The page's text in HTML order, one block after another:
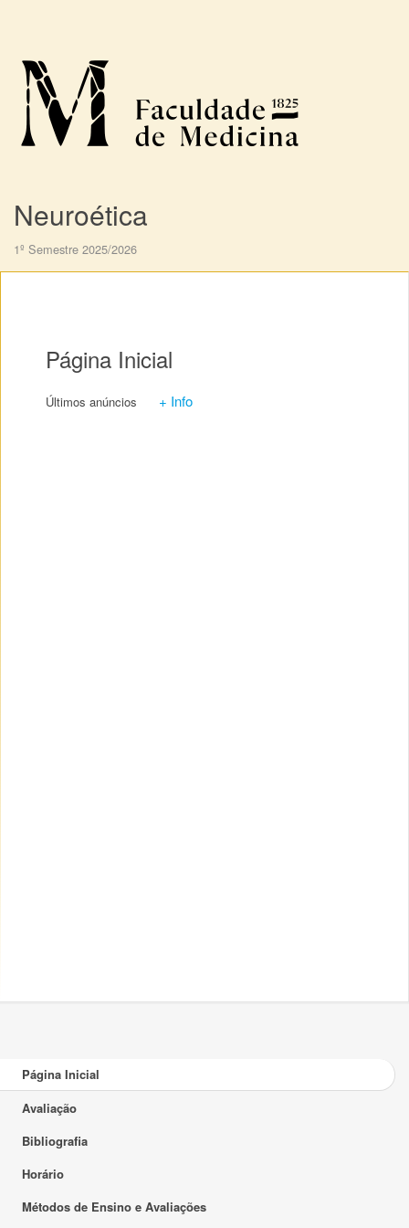
Neuroética
1º Semestre 2025/2026
Página Inicial
Últimos anúncios + Info
Página Inicial
Avaliação
Bibliografia
Horário
Métodos de Ensino e Avaliações